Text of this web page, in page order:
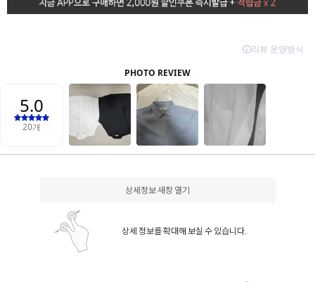
상세정보 새창 열기
상세 정보를 확대해 보실 수 있습니다.